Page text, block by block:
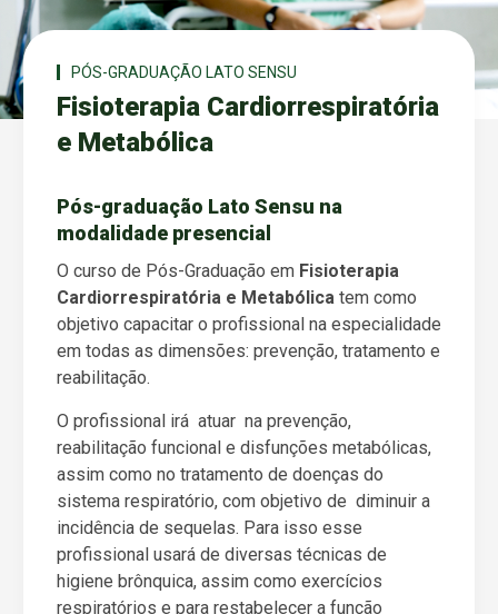
PÓS-GRADUAÇÃO LATO SENSU
Fisioterapia Cardiorrespiratória
e Metabólica
Pós-graduação Lato Sensu na
modalidade presencial
O curso de Pós-Graduação em Fisioterapia
Cardiorrespiratória e Metabólicatem como
objetivo capacitar o profissional na especialidade
em todas as dimensões: prevenção, tratamento e
reabilitação.
O profissional irá atuar na prevenção,
reabilitação funcional e disfunções metabólicas,
assim como no tratamento de doenças do
sistema respiratório, com objetivo de diminuir a
incidência de sequelas. Para isso esse
profissional usará de diversas técnicas de
higiene brônquica, assim como exercícios
respiratórios e para restabelecer a função